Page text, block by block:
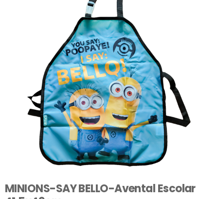
MINIONS-SAY BELLO-Avental Escolar